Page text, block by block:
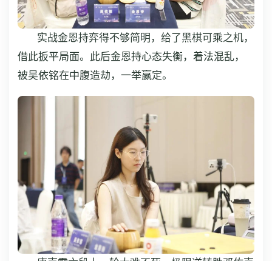
实战金恩持弈得不够简明，给了黑棋可乘之机，
借此扳平局面。此后金恩持心态失衡，着法混乱，
被吴依铭在中腹造劫，一举赢定。